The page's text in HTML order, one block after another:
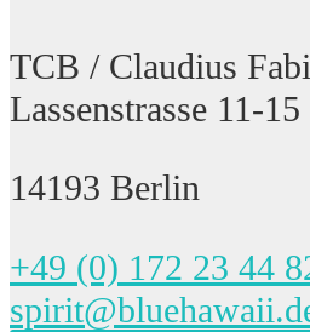
TCB / Claudius
Lassenstrasse 11-15
14193 Berlin
+49 (0) 172 23 44